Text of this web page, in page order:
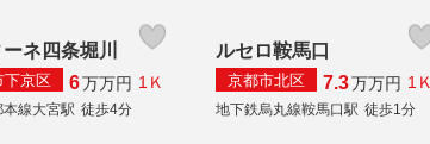
ネ四条堀川
下京区 6万万円 1Ｋ
本線大宮駅 徒歩4分
ルセロ鞍馬口
京都市北区 7.3万万円 1Ｋ
地下鉄烏丸線鞍馬口駅 徒歩1分